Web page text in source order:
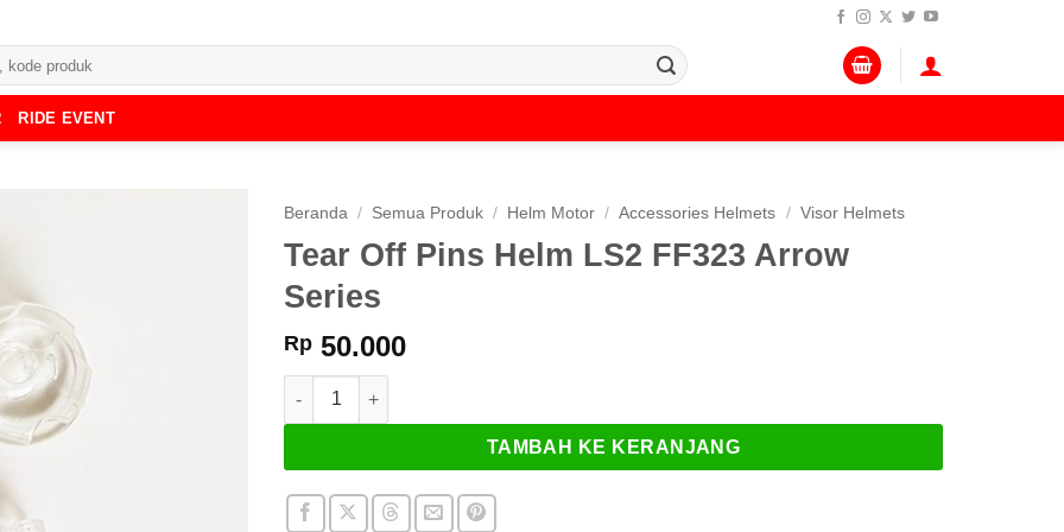
RIDE EVENT
Beranda / Semua Produk / Helm Motor / Accessories Helmets / Visor Helmets
Tear Off Pins Helm LS2 FF323 Arrow
Series
Rp 50.000
Kuantitas Tear Off Pins Helm LS2 FF323 Arrow Series
TAMBAH KE KERANJANG